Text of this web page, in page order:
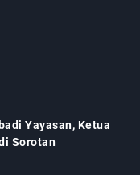
Yayasan, Ketua
Sorotan